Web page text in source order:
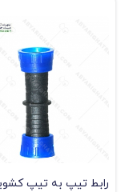
رابط تیپ به تیپ